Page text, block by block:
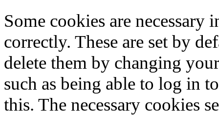
Some cookies are
correctly. These are set by
delete them by changing
such as being able to log in
this. The necessary cookies